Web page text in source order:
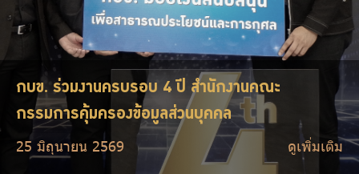
กบข. ร่วมงานครบรอบ 4 ปี สำนักงานคณะ
กรรมการคุ้มครองข้อมูลส่วนบุคคล
25 มิถุนายน 2569 ดูเพิ่มเติม